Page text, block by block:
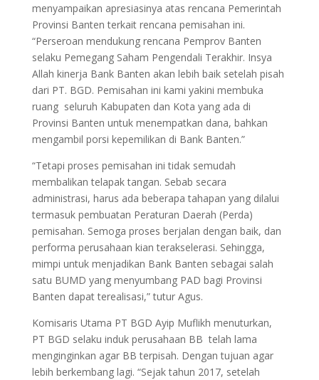
menyampaikan apresiasinya atas rencana Pemerintah
Provinsi Banten terkait rencana pemisahan ini.
“Perseroan mendukung rencana Pemprov Banten
selaku Pemegang Saham Pengendali Terakhir. Insya
Allah kinerja Bank Banten akan lebih baik setelah pisah
dari PT. BGD. Pemisahan ini kami yakini membuka
ruang seluruh Kabupaten dan Kota yang ada di
Provinsi Banten untuk menempatkan dana, bahkan
mengambil porsi kepemilikan di Bank Banten.”
“Tetapi proses pemisahan ini tidak semudah
membalikan telapak tangan. Sebab secara
administrasi, harus ada beberapa tahapan yang dilalui
termasuk pembuatan Peraturan Daerah (Perda)
pemisahan. Semoga proses berjalan dengan baik, dan
performa perusahaan kian terakselerasi. Sehingga,
mimpi untuk menjadikan Bank Banten sebagai salah
satu BUMD yang menyumbang PAD bagi Provinsi
Banten dapat terealisasi,” tutur Agus.
Komisaris Utama PT BGD Ayip Muflikh menuturkan,
PT BGD selaku induk perusahaan BB telah lama
menginginkan agar BB terpisah. Dengan tujuan agar
lebih berkembang lagi. “Sejak tahun 2017, setelah